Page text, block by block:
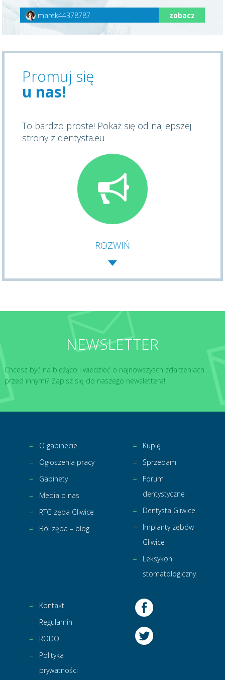
marek44378787 zobacz
Promuj się
u nas!
To bardzo proste! Pokaż się od najlepszej
strony z dentysta.eu
ROZWIŃ
NEWSLETTER
Chcesz być na bieżąco i wiedzieć o najnowszysch zdarzeniach
przed innymi? Zapisz się do naszego newslettera!
O gabinecie
Ogłoszenia pracy
Gabinety
Media o nas
RTG zęba Gliwice
Ból zęba – blog
Kupię
Sprzedam
Forum
dentystyczne
Dentysta Gliwice
Implanty zębów
Gliwice
Leksykon
stomatologiczny
Kontakt
Regulamin
RODO
Polityka
prywatności